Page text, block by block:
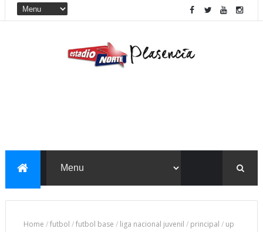
Home /futbol /futbol base / liga nacional juvenil / principal / up